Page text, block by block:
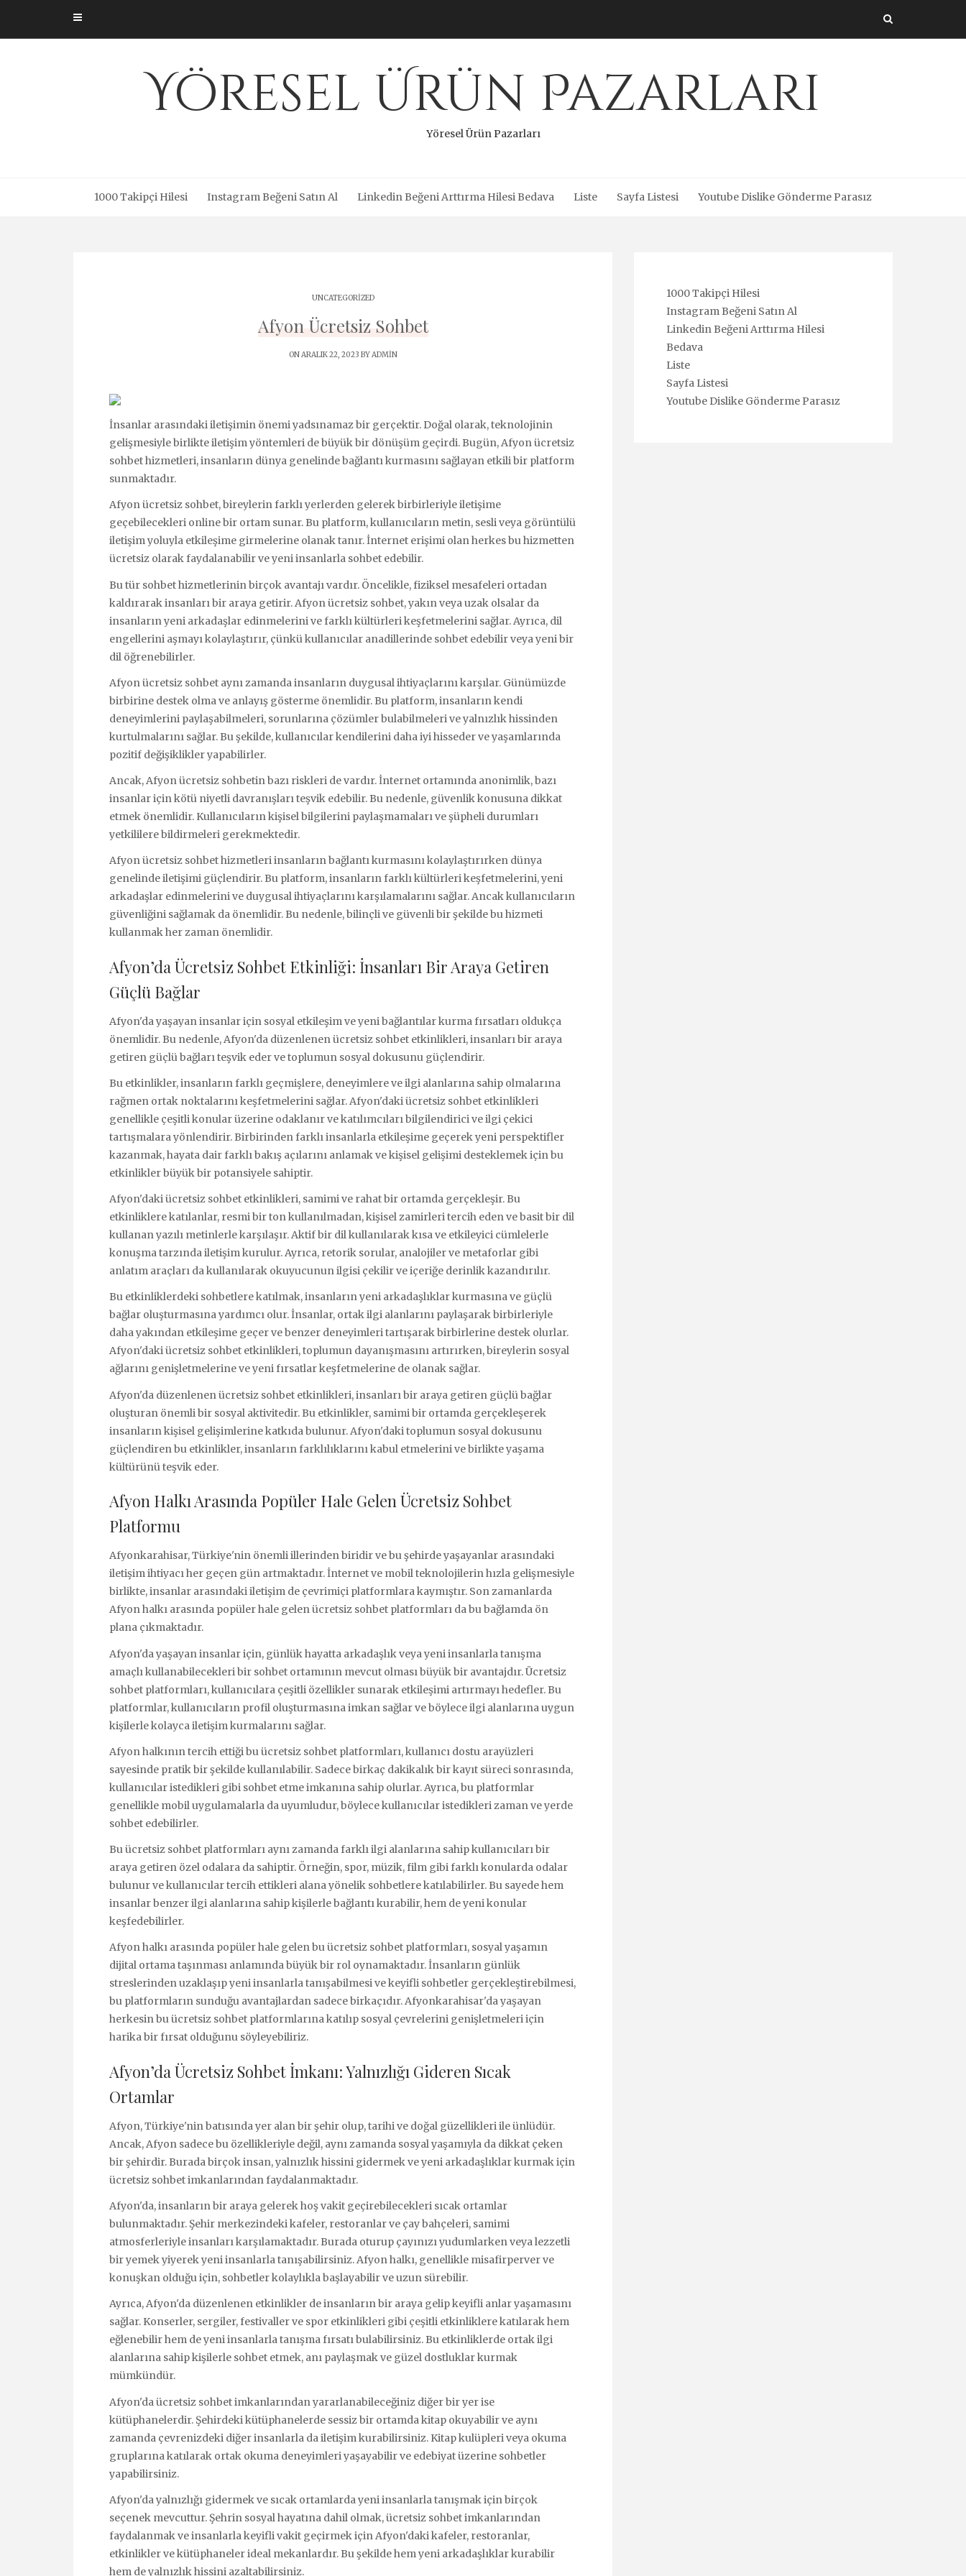
content
Yöresel Ürün Pazarları
Yöresel Ürün Pazarları
1000 Takipçi Hilesi Instagram Beğeni Satın Al Linkedin Beğeni Arttırma Hilesi Bedava Liste Sayfa Listesi Youtube Dislike Gönderme Parasız
UNCATEGORIZED
Afyon Ücretsiz Sohbet
ON ARALIK 22, 2023 BYADMIN
İnsanlar arasındaki iletişimin önemi yadsınamaz bir gerçektir. Doğal olarak, teknolojinin
gelişmesiyle birlikte iletişim yöntemleri de büyük bir dönüşüm geçirdi. Bugün, Afyon ücretsiz
sohbet hizmetleri, insanların dünya genelinde bağlantı kurmasını sağlayan etkili bir platform
sunmaktadır.
Afyon ücretsiz sohbet, bireylerin farklı yerlerden gelerek birbirleriyle iletişime
geçebilecekleri online bir ortam sunar. Bu platform, kullanıcıların metin, sesli veya görüntülü
iletişim yoluyla etkileşime girmelerine olanak tanır. İnternet erişimi olan herkes bu hizmetten
ücretsiz olarak faydalanabilir ve yeni insanlarla sohbet edebilir.
Bu tür sohbet hizmetlerinin birçok avantajı vardır. Öncelikle, fiziksel mesafeleri ortadan
kaldırarak insanları bir araya getirir. Afyon ücretsiz sohbet, yakın veya uzak olsalar da
insanların yeni arkadaşlar edinmelerini ve farklı kültürleri keşfetmelerini sağlar. Ayrıca, dil
engellerini aşmayı kolaylaştırır, çünkü kullanıcılar anadillerinde sohbet edebilir veya yeni bir
dil öğrenebilirler.
Afyon ücretsiz sohbet aynı zamanda insanların duygusal ihtiyaçlarını karşılar. Günümüzde
birbirine destek olma ve anlayış gösterme önemlidir. Bu platform, insanların kendi
deneyimlerini paylaşabilmeleri, sorunlarına çözümler bulabilmeleri ve yalnızlık hissinden
kurtulmalarını sağlar. Bu şekilde, kullanıcılar kendilerini daha iyi hisseder ve yaşamlarında
pozitif değişiklikler yapabilirler.
Ancak, Afyon ücretsiz sohbetin bazı riskleri de vardır. İnternet ortamında anonimlik, bazı
insanlar için kötü niyetli davranışları teşvik edebilir. Bu nedenle, güvenlik konusuna dikkat
etmek önemlidir. Kullanıcıların kişisel bilgilerini paylaşmamaları ve şüpheli durumları
yetkililere bildirmeleri gerekmektedir.
Afyon ücretsiz sohbet hizmetleri insanların bağlantı kurmasını kolaylaştırırken dünya
genelinde iletişimi güçlendirir. Bu platform, insanların farklı kültürleri keşfetmelerini, yeni
arkadaşlar edinmelerini ve duygusal ihtiyaçlarını karşılamalarını sağlar. Ancak kullanıcıların
güvenliğini sağlamak da önemlidir. Bu nedenle, bilinçli ve güvenli bir şekilde bu hizmeti
kullanmak her zaman önemlidir.
Afyon’da Ücretsiz Sohbet Etkinliği: İnsanları Bir Araya Getiren
Güçlü Bağlar
Afyon'da yaşayan insanlar için sosyal etkileşim ve yeni bağlantılar kurma fırsatları oldukça
önemlidir. Bu nedenle, Afyon'da düzenlenen ücretsiz sohbet etkinlikleri, insanları bir araya
getiren güçlü bağları teşvik eder ve toplumun sosyal dokusunu güçlendirir.
Bu etkinlikler, insanların farklı geçmişlere, deneyimlere ve ilgi alanlarına sahip olmalarına
rağmen ortak noktalarını keşfetmelerini sağlar. Afyon'daki ücretsiz sohbet etkinlikleri
genellikle çeşitli konular üzerine odaklanır ve katılımcıları bilgilendirici ve ilgi çekici
tartışmalara yönlendirir. Birbirinden farklı insanlarla etkileşime geçerek yeni perspektifler
kazanmak, hayata dair farklı bakış açılarını anlamak ve kişisel gelişimi desteklemek için bu
etkinlikler büyük bir potansiyele sahiptir.
Afyon'daki ücretsiz sohbet etkinlikleri, samimi ve rahat bir ortamda gerçekleşir. Bu
etkinliklere katılanlar, resmi bir ton kullanılmadan, kişisel zamirleri tercih eden ve basit bir dil
kullanan yazılı metinlerle karşılaşır. Aktif bir dil kullanılarak kısa ve etkileyici cümlelerle
konuşma tarzında iletişim kurulur. Ayrıca, retorik sorular, analojiler ve metaforlar gibi
anlatım araçları da kullanılarak okuyucunun ilgisi çekilir ve içeriğe derinlik kazandırılır.
Bu etkinliklerdeki sohbetlere katılmak, insanların yeni arkadaşlıklar kurmasına ve güçlü
bağlar oluşturmasına yardımcı olur. İnsanlar, ortak ilgi alanlarını paylaşarak birbirleriyle
daha yakından etkileşime geçer ve benzer deneyimleri tartışarak birbirlerine destek olurlar.
Afyon'daki ücretsiz sohbet etkinlikleri, toplumun dayanışmasını artırırken, bireylerin sosyal
ağlarını genişletmelerine ve yeni fırsatlar keşfetmelerine de olanak sağlar.
Afyon'da düzenlenen ücretsiz sohbet etkinlikleri, insanları bir araya getiren güçlü bağlar
oluşturan önemli bir sosyal aktivitedir. Bu etkinlikler, samimi bir ortamda gerçekleşerek
insanların kişisel gelişimlerine katkıda bulunur. Afyon'daki toplumun sosyal dokusunu
güçlendiren bu etkinlikler, insanların farklılıklarını kabul etmelerini ve birlikte yaşama
kültürünü teşvik eder.
Afyon Halkı Arasında Popüler Hale Gelen Ücretsiz Sohbet
Platformu
Afyonkarahisar, Türkiye'nin önemli illerinden biridir ve bu şehirde yaşayanlar arasındaki
iletişim ihtiyacı her geçen gün artmaktadır. İnternet ve mobil teknolojilerin hızla gelişmesiyle
birlikte, insanlar arasındaki iletişim de çevrimiçi platformlara kaymıştır. Son zamanlarda
Afyon halkı arasında popüler hale gelen ücretsiz sohbet platformları da bu bağlamda ön
plana çıkmaktadır.
Afyon'da yaşayan insanlar için, günlük hayatta arkadaşlık veya yeni insanlarla tanışma
amaçlı kullanabilecekleri bir sohbet ortamının mevcut olması büyük bir avantajdır. Ücretsiz
sohbet platformları, kullanıcılara çeşitli özellikler sunarak etkileşimi artırmayı hedefler. Bu
platformlar, kullanıcıların profil oluşturmasına imkan sağlar ve böylece ilgi alanlarına uygun
kişilerle kolayca iletişim kurmalarını sağlar.
Afyon halkının tercih ettiği bu ücretsiz sohbet platformları, kullanıcı dostu arayüzleri
sayesinde pratik bir şekilde kullanılabilir. Sadece birkaç dakikalık bir kayıt süreci sonrasında,
kullanıcılar istedikleri gibi sohbet etme imkanına sahip olurlar. Ayrıca, bu platformlar
genellikle mobil uygulamalarla da uyumludur, böylece kullanıcılar istedikleri zaman ve yerde
sohbet edebilirler.
Bu ücretsiz sohbet platformları aynı zamanda farklı ilgi alanlarına sahip kullanıcıları bir
araya getiren özel odalara da sahiptir. Örneğin, spor, müzik, film gibi farklı konularda odalar
bulunur ve kullanıcılar tercih ettikleri alana yönelik sohbetlere katılabilirler. Bu sayede hem
insanlar benzer ilgi alanlarına sahip kişilerle bağlantı kurabilir, hem de yeni konular
keşfedebilirler.
Afyon halkı arasında popüler hale gelen bu ücretsiz sohbet platformları, sosyal yaşamın
dijital ortama taşınması anlamında büyük bir rol oynamaktadır. İnsanların günlük
streslerinden uzaklaşıp yeni insanlarla tanışabilmesi ve keyifli sohbetler gerçekleştirebilmesi,
bu platformların sunduğu avantajlardan sadece birkaçıdır. Afyonkarahisar'da yaşayan
herkesin bu ücretsiz sohbet platformlarına katılıp sosyal çevrelerini genişletmeleri için
harika bir fırsat olduğunu söyleyebiliriz.
Afyon’da Ücretsiz Sohbet İmkanı: Yalnızlığı Gideren Sıcak
Ortamlar
Afyon, Türkiye'nin batısında yer alan bir şehir olup, tarihi ve doğal güzellikleri ile ünlüdür.
Ancak, Afyon sadece bu özellikleriyle değil, aynı zamanda sosyal yaşamıyla da dikkat çeken
bir şehirdir. Burada birçok insan, yalnızlık hissini gidermek ve yeni arkadaşlıklar kurmak için
ücretsiz sohbet imkanlarından faydalanmaktadır.
Afyon'da, insanların bir araya gelerek hoş vakit geçirebilecekleri sıcak ortamlar
bulunmaktadır. Şehir merkezindeki kafeler, restoranlar ve çay bahçeleri, samimi
atmosferleriyle insanları karşılamaktadır. Burada oturup çayınızı yudumlarken veya lezzetli
bir yemek yiyerek yeni insanlarla tanışabilirsiniz. Afyon halkı, genellikle misafirperver ve
konuşkan olduğu için, sohbetler kolaylıkla başlayabilir ve uzun sürebilir.
Ayrıca, Afyon'da düzenlenen etkinlikler de insanların bir araya gelip keyifli anlar yaşamasını
sağlar. Konserler, sergiler, festivaller ve spor etkinlikleri gibi çeşitli etkinliklere katılarak hem
eğlenebilir hem de yeni insanlarla tanışma fırsatı bulabilirsiniz. Bu etkinliklerde ortak ilgi
alanlarına sahip kişilerle sohbet etmek, anı paylaşmak ve güzel dostluklar kurmak
mümkündür.
Afyon'da ücretsiz sohbet imkanlarından yararlanabileceğiniz diğer bir yer ise
kütüphanelerdir. Şehirdeki kütüphanelerde sessiz bir ortamda kitap okuyabilir ve aynı
zamanda çevrenizdeki diğer insanlarla da iletişim kurabilirsiniz. Kitap kulüpleri veya okuma
gruplarına katılarak ortak okuma deneyimleri yaşayabilir ve edebiyat üzerine sohbetler
yapabilirsiniz.
Afyon'da yalnızlığı gidermek ve sıcak ortamlarda yeni insanlarla tanışmak için birçok
seçenek mevcuttur. Şehrin sosyal hayatına dahil olmak, ücretsiz sohbet imkanlarından
faydalanmak ve insanlarla keyifli vakit geçirmek için Afyon'daki kafeler, restoranlar,
etkinlikler ve kütüphaneler ideal mekanlardır. Bu şekilde hem yeni arkadaşlıklar kurabilir
hem de yalnızlık hissini azaltabilirsiniz.
1000 Takipçi Hilesi
Instagram Beğeni Satın Al
Linkedin Beğeni Arttırma Hilesi
Bedava
Liste
Sayfa Listesi
Youtube Dislike Gönderme Parasız